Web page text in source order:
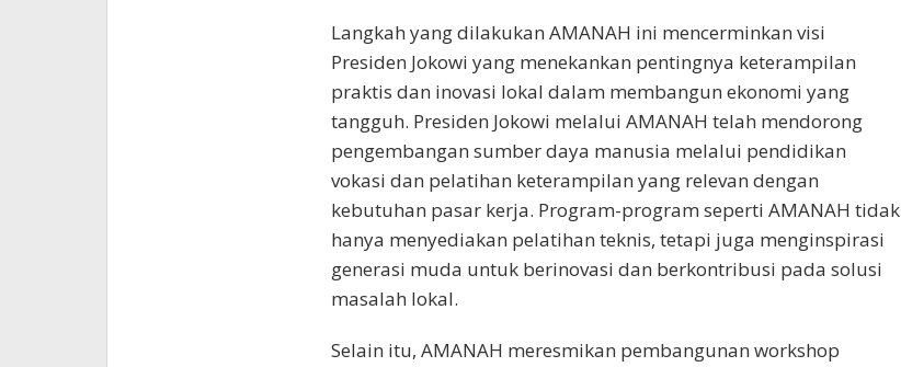
Langkah yang dilakukan AMANAH ini mencerminkan visi
Presiden Jokowi yang menekankan pentingnya keterampilan
praktis dan inovasi lokal dalam membangun ekonomi yang
tangguh. Presiden Jokowi melalui AMANAH telah mendorong
pengembangan sumber daya manusia melalui pendidikan
vokasi dan pelatihan keterampilan yang relevan dengan
kebutuhan pasar kerja. Program-program seperti AMANAH tidak
hanya menyediakan pelatihan teknis, tetapi juga menginspirasi
generasi muda untuk berinovasi dan berkontribusi pada solusi
masalah lokal.
Selain itu, AMANAH meresmikan pembangunan workshop